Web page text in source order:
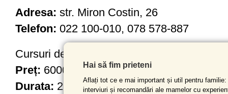
Adresa: str. Miron Costin, 26
Telefon: 022 100-010, 078 578-887
Cursuri de manichiură în grup.
Preț: 6000 lei.
Durata: 2 luni.
Hai să fim prieteni
Aflați tot ce e mai important și util pentru
interviuri și recomandări ale mamelor cu